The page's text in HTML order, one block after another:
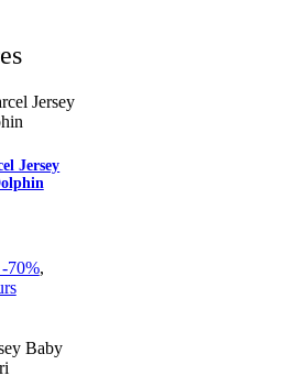
Jersey
70%,